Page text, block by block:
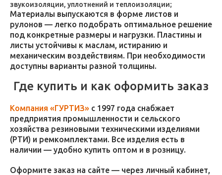
звукоизоляции, уплотнений и теплоизоляции;
Материалы выпускаются в форме листов и
рулонов — легко подобрать оптимальное решение
под конкретные размеры и нагрузки. Пластины и
листы устойчивы к маслам, истиранию и
механическим воздействиям. При необходимости
доступны варианты разной толщины.
Где купить и как оформить заказ
Компания «ГУРТИЗ» с 1997 года снабжает
предприятия промышленности и сельского
хозяйства резиновыми техническими изделиями
(РТИ) и ремкомплектами. Все изделия есть в
наличии — удобно купить оптом и в розницу.
Оформите заказ на сайте — через личный кабинет,